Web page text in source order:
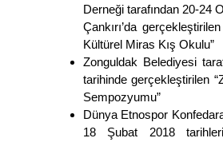
Derneği tarafından 20-24
Çankırı’da
Kültürel Miras Kış Okulu”
Zonguldak Belediyesi
tarihinde gerçekleştirilen
Sempozyumu”
Dünya Etnospor
18 Şubat 2018